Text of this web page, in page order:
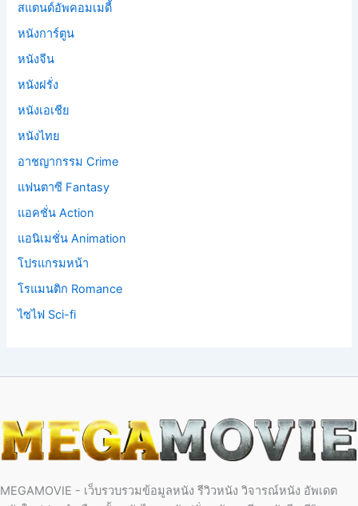
สแตนด์อัพคอมเมดี้
หนังการ์ตูน
หนังจีน
หนังฝรั่ง
หนังเอเชีย
หนังไทย
อาชญากรรม Crime
แฟนตาซี Fantasy
แอคชั่น Action
แอนิเมชั่น Animation
โปรแกรมหน้า
โรแมนติก Romance
ไซไฟ Sci-fi
MEGAMOVIE - เว็บรวบรวมข้อมูลหนัง รีวิวหนัง วิจารณ์หนัง อัพเดต